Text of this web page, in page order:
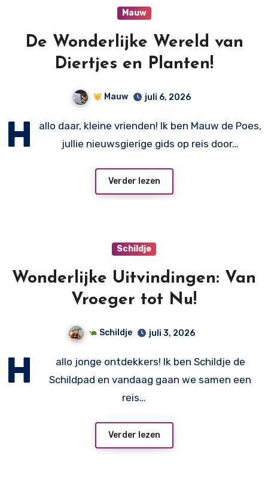
Mauw
De Wonderlijke Wereld van
Diertjes en Planten!
Mauw juli 6, 2026
H
allo daar, kleine vrienden! Ik ben Mauw de Poes,
jullie nieuwsgierige gids op reis door…
Verder lezen
Schildje
Wonderlijke Uitvindingen: Van
Vroeger tot Nu!
Schildje juli 3, 2026
H
allo jonge ontdekkers! Ik ben Schildje de
Schildpad en vandaag gaan we samen een
reis…
Verder lezen